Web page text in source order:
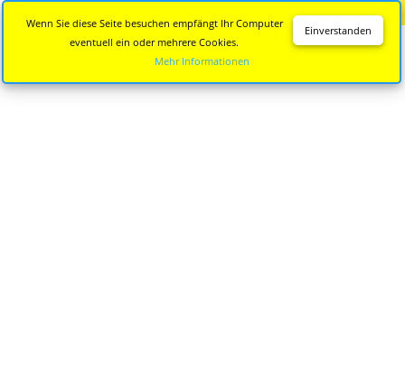
Einverstanden
Wenn Sie diese Seite besuchen empfängt Ihr Computer
eventuell ein oder mehrere Cookies.
Mehr Informationen